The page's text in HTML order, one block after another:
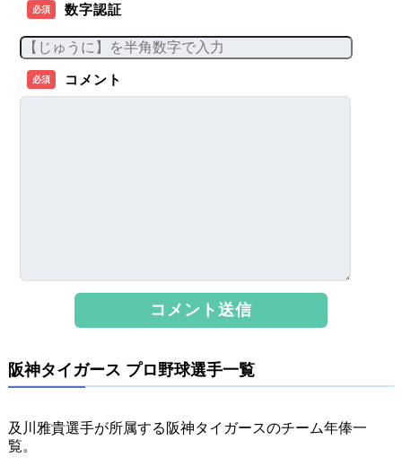
必須 数字認証
必須 コメント
阪神タイガース プロ野球選手一覧
及川雅貴選手が所属する阪神タイガースのチーム年俸一
覧。